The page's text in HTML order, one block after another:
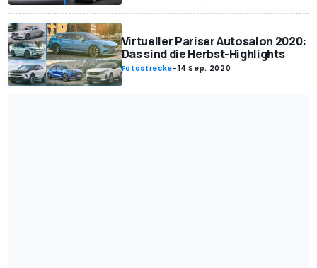
Virtueller Pariser Autosalon 2020:
Das sind die Herbst-Highlights
Fotostrecke-14 Sep. 2020